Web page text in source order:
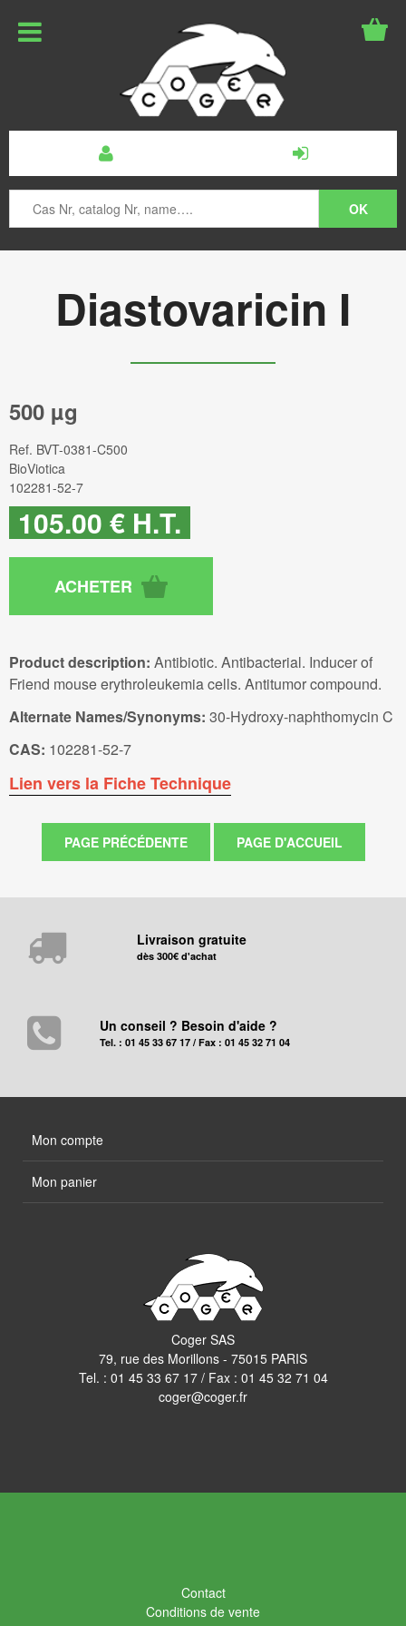
Diastovaricin I
500 µg
Ref. BVT-0381-C500
BioViotica
102281-52-7
105.00 € H.T.
Product description: Antibiotic. Antibacterial. Inducer of
Friend mouse erythroleukemia cells. Antitumor compound.
Alternate Names/Synonyms: 30-Hydroxy-naphthomycin C
CAS: 102281-52-7
Lien vers la Fiche Technique
Livraison gratuite
dès 300€ d'achat
Un conseil ? Besoin d'aide ?
Tel. : 01 45 33 67 17 / Fax : 01 45 32 71 04
Mon compte
Mon panier
Coger SAS
79, rue des Morillons - 75015 PARIS
Tel. : 01 45 33 67 17/ Fax : 01 45 32 71 04
coger@coger.fr
Contact
Conditions de vente